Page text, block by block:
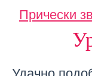
Прически
Удачно